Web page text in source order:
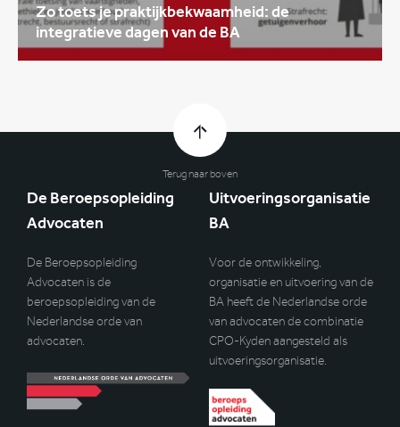
Zo toets je praktijkbekwaamheid: de
integratieve dagen van de BA
Terug naar boven
De Beroepsopleiding
Advocaten
De Beroepsopleiding
Advocaten is de
beroepsopleiding van de
Nederlandse orde van
advocaten.
Uitvoeringsorganisatie
BA
Voor de ontwikkeling,
organisatie en uitvoering van de
BA heeft de Nederlandse orde
van advocaten de combinatie
CPO-Kyden aangesteld als
uitvoeringsorganisatie.